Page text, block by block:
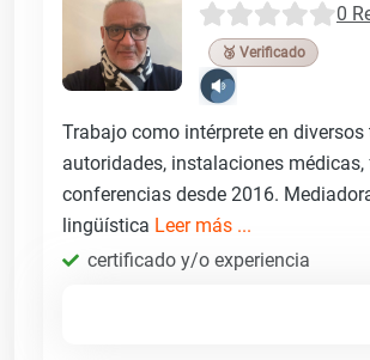
0
🥉 Verificado
Trabajo como intérprete en diversos
autoridades, instalaciones médicas,
conferencias desde 2016.
lingüística Leer más ...
certificado y/o experiencia